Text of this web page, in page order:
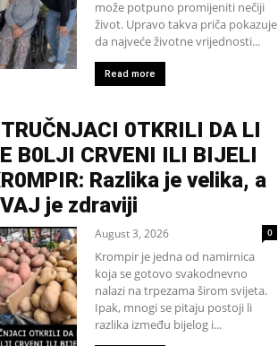
može potpuno promijeniti nečiji
život. Upravo takva priča pokazuje
da najveće životne vrijednosti...
Read more
0TKRILI DA LI
B0LJI CRVENI ILI BIJELI
Razlika je velika, a
je zdraviji
August 3, 2026 0
Krompir je jedna od namirnica
koja se gotovo svakodnevno
nalazi na trpezama širom svijeta.
Ipak, mnogi se pitaju postoji li
razlika između bijelog i...